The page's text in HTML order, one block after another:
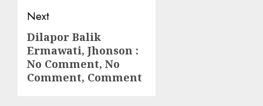
Next
Next
post:
Dilapor Balik
Ermawati, Jhonson :
No Comment, No
Comment, Comment